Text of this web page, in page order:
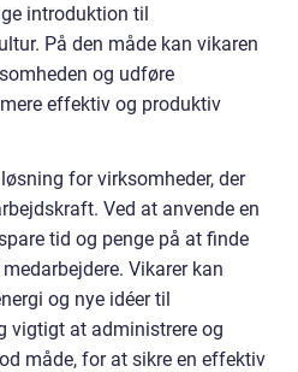
introduktion til
På den måde kan vikaren
og udføre
effektiv og produktiv
for virksomheder, der
Ved at anvende en
tid og penge på at finde
Vikarer kan
og nye idéer til
vigtigt at administrere og
måde, for at sikre en effektiv